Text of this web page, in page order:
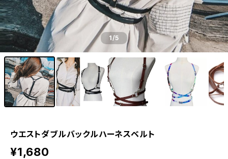
1/5
ウエストダブルバックルハーネスベルト
¥1,680